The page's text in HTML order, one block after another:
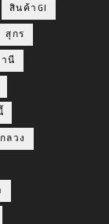
สินค้าGI
สุกร
นี
ลวง